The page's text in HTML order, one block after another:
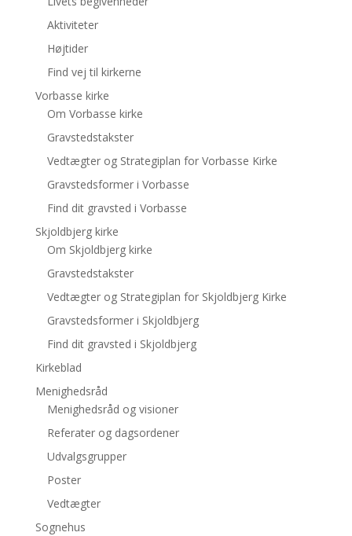
Aktiviteter
Højtider
Find vej til kirkerne
Vorbasse kirke
Om Vorbasse kirke
Gravstedstakster
Vedtægter og Strategiplan for Vorbasse Kirke
Gravstedsformer i Vorbasse
Find dit gravsted i Vorbasse
Skjoldbjerg kirke
Om Skjoldbjerg kirke
Gravstedstakster
Vedtægter og Strategiplan for Skjoldbjerg Kirke
Gravstedsformer i Skjoldbjerg
Find dit gravsted i Skjoldbjerg
Kirkeblad
Menighedsråd
Menighedsråd og visioner
Referater og dagsordener
Udvalgsgrupper
Poster
Vedtægter
Sognehus